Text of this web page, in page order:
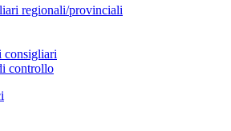
regionali/provinciali
consigliari
controllo